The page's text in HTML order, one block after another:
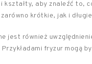
kształty, aby znaleźć to,
krótkie, jak i
jest również
fryzur mogą